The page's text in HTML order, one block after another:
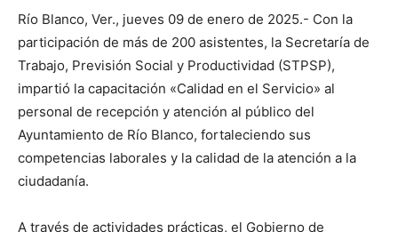
Río Blanco, Ver., jueves 09 de enero de 2025.- Con la
participación de más de 200 asistentes, la Secretaría de
Trabajo, Previsión Social y Productividad (STPSP),
impartió la capacitación «Calidad en el Servicio» al
personal de recepción y atención al público del
Ayuntamiento de Río Blanco, fortaleciendo sus
competencias laborales y la calidad de la atención a la
ciudadanía.
A través de actividades prácticas, el Gobierno de